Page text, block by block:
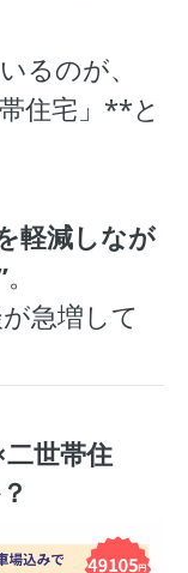
るのが、
住宅」**と
軽減しなが
。
急増して
世帯住